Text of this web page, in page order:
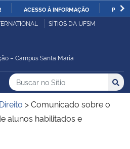
IR
ACESSO À INFORMAÇÃO
SÍTIOS DA UFSM
– Campus Santa Maria
do Sítio
Busca
Buscar no no Sítio
Busca:
Direito >Comunicado sobre o
alunos habilitados e